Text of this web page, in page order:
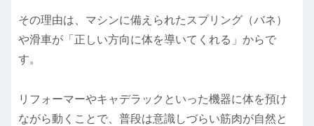
その理由は、マシンに備えられたスプリング（バネ）
や滑車が「正しい方向に体を導いてくれる」からで
す。
リフォーマーやキャデラックといった機器に体を預け
ながら動くことで、普段は意識しづらい筋肉が自然と